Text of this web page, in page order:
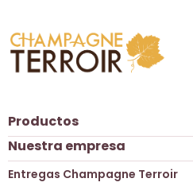
Productos
Nuestra empresa
Entregas Champagne Terroir